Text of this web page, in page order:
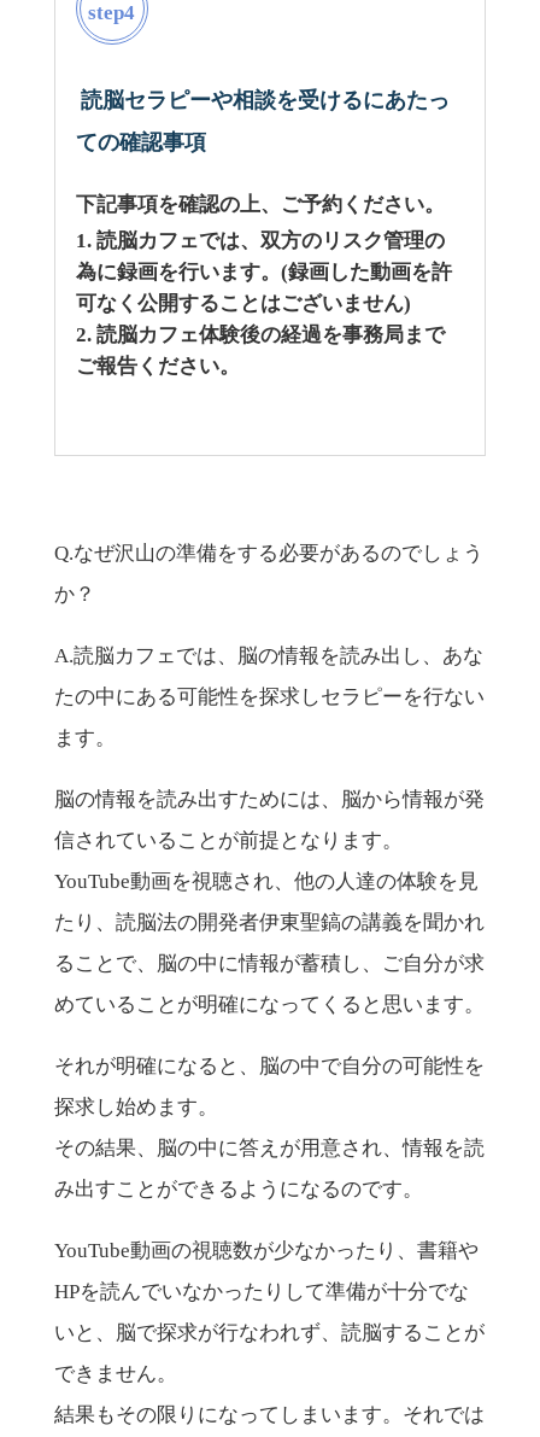
step4
読脳セラピーや相談を受けるにあたっ
ての確認事項
下記事項を確認の上、ご予約ください。
読脳カフェでは、双方のリスク管理の
為に録画を行います。(録画した動画を許
可なく公開することはございません)
読脳カフェ体験後の経過を事務局まで
ご報告ください。
Q.なぜ沢山の準備をする必要があるのでしょう
か？
A.読脳カフェでは、脳の情報を読み出し、あな
たの中にある可能性を探求しセラピーを行ない
ます。
脳の情報を読み出すためには、脳から情報が発
信されていることが前提となります。
YouTube動画を視聴され、他の人達の体験を見
たり、読脳法の開発者伊東聖鎬の講義を聞かれ
ることで、脳の中に情報が蓄積し、ご自分が求
めていることが明確になってくると思います。
それが明確になると、脳の中で自分の可能性を
探求し始めます。
その結果、脳の中に答えが用意され、情報を読
み出すことができるようになるのです。
YouTube動画の視聴数が少なかったり、書籍や
HPを読んでいなかったりして準備が十分でな
いと、脳で探求が行なわれず、読脳することが
できません。
結果もその限りになってしまいます。それでは